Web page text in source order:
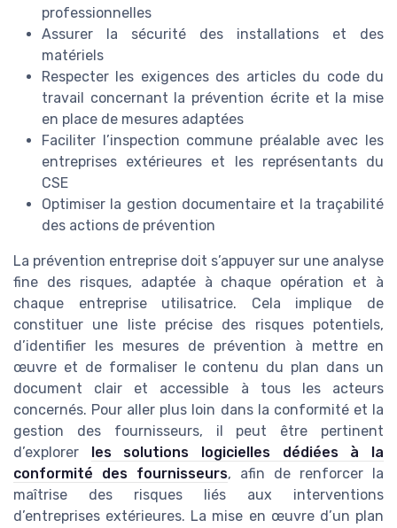
professionnelles
Assurer la sécurité des installations et des
matériels
Respecter les exigences des articles du code du
travail concernant la prévention écrite et la mise
en place de mesures adaptées
Faciliter l’inspection commune préalable avec les
entreprises extérieures et les représentants du
CSE
Optimiser la gestion documentaire et la traçabilité
des actions de prévention
La prévention entreprise doit s’appuyer sur une analyse
fine des risques, adaptée à chaque opération et à
chaque entreprise utilisatrice. Cela implique de
constituer une liste précise des risques potentiels,
d’identifier les mesures de prévention à mettre en
œuvre et de formaliser le contenu du plan dans un
document clair et accessible à tous les acteurs
concernés. Pour aller plus loin dans la conformité et la
gestion des fournisseurs, il peut être pertinent
d’explorer les solutions logicielles dédiées à la
conformité des fournisseurs, afin de renforcer la
maîtrise des risques liés aux interventions
d’entreprises extérieures. La mise en œuvre d’un plan